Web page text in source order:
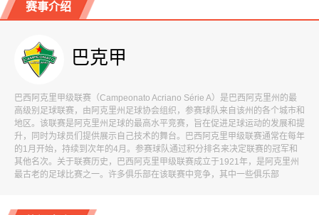
赛事介绍
巴克甲
巴西阿克里甲级联赛（Campeonato Acriano Série A）是巴西阿克里州的最
高级别足球联赛，由阿克里州足球协会组织，参赛球队来自该州的各个城市和
地区。该联赛是阿克里州足球的最高水平竞赛，旨在促进足球运动的发展和提
升，同时为球员们提供展示自己技术的舞台。巴西阿克里甲级联赛通常在每年
的1月开始，持续到次年的4月。参赛球队通过积分排名来决定联赛的冠军和
其他名次。关于联赛历史，巴西阿克里甲级联赛成立于1921年，是阿克里州
最古老的足球比赛之一。许多俱乐部在该联赛中竞争，其中一些俱乐部